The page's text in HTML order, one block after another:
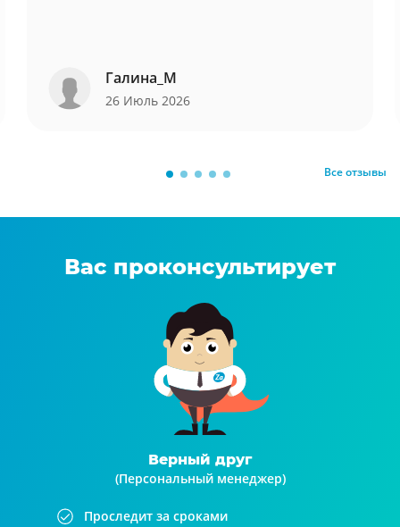
Галина_М
26 Июль 2026
Все отзывы
Вас проконсультирует
Верный друг
(Персональный менеджер)
Проследит за сроками